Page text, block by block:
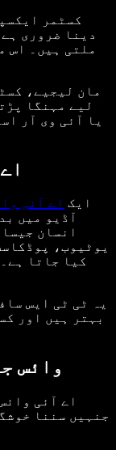
کسٹمر
دینا ضروری
ملتی ہیں۔ اس
مان لیجیے،
لیے مہنگا
یا آئی وی آر
ایک اے آئی
آڈیو میں
انسان
یوٹیوب،
کیا جاتا
یہ ٹی ٹی ایس
بہتر ہیں اور
وائس
اے آئی
جنہیں سننا